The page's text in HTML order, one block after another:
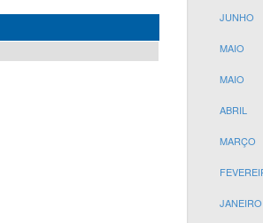
JUNHO
MAIO
MAIO
ABRIL
MARÇO
JANEIRO